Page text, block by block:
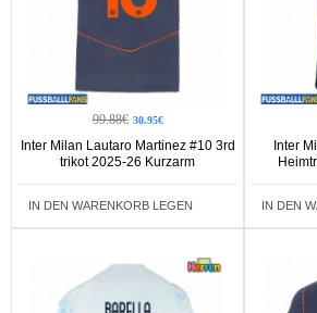
99.88€ 30.95€
Inter Milan Lautaro Martinez #10 3rd
trikot 2025-26 Kurzarm
IN DEN WARENKORB LEGEN
Inter
IN DEN